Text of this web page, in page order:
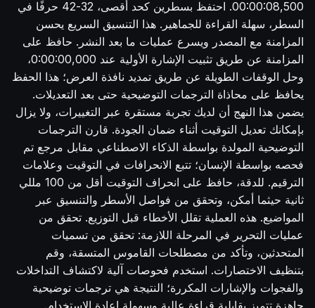
00:00:08,500. احتفظ بسطرين كحد أقصى، 32-42 حرفًا في
السطر، سهلة القراءة للجماهير. هذا التنسيق السريع يحسن
المزامنة مع المصدر ويسرع عمليات ما بعد النشر. حافظ على
المزامنة عن طريق تثبيت الإشارة الأولية عند 0:00:00,000،
وحل الوقفات الطويلة عن طريق تمديد نافذة العرض؛ هذا الحفظ
يحافظ على محاذاة الترجمات التوضيحية حتى بعد التعديلات.
يضمن هذا النهج أن لديك تجربة مستقرة عبر التغييرات، ولا يزال
بإمكانك تعديل التوقيت أثناء ضمان الجودة. قارن الترجمات
التوضيحية المولدة بواسطة الذكاء الاصطناعي مقابل مرجع تم
فحصه بواسطة الإنسان؛ تتبع الانحرافات في التوقيت وعلامات
الترقيم. للدقة، حافظ على انحراف التوقيت أقل من 100 مللي
ثانية حيثما أمكن، وتحقق من فواصل الأسطر والتنسيق عبر
المواضيع. هذه العملية تقلل الأخطاء قبل التوزيع. تحقق من
عمليات التحرير في المرحلة اللازمة: تحقق من تسميات
المتحدثين، وتأكد من مصطلحات القاموس المتسقة، وقم
بتنظيف الاختصارات. استخدم فحوصات آلية لاكتشاف التداخلات
والفجوات والإشارات المكررة؛ النتيجة هي ترجمات توضيحية